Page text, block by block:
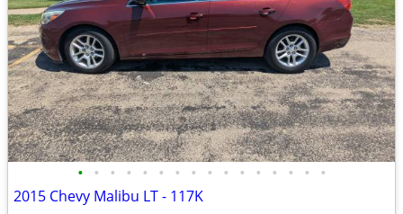
• • • • • • • • • • • • • • • •
2015 Chevy Malibu LT - 117K